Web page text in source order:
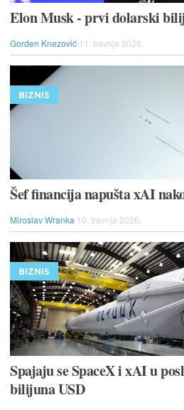
Elon Musk - prvi dolarski
Gorden Knezović 11. travnja 2026.
BIZNIS
Šef financija napušta xAI
Miroslav Wranka 10. travnja 2026.
BIZNIS
Spajaju se SpaceX i xAI u
bilijuna USD